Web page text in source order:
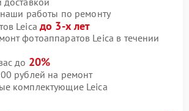
наши работы по ремонту
Leicaдо 3-х лет
фотоаппаратов Leica в течении
до 20%
рублей на ремонт
комплектующие Leica